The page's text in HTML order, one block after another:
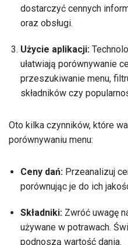
dostarczyć cennych
oraz obsługi.
Użycie aplikacji:
ułatwiają porównywanie
przeszukiwanie menu,
składników czy
Oto kilka czynników, które
porównywaniu menu:
Ceny dań: Przeanalizuj
porównując je do ich
Składniki: Zwróć uwagę
używane w potrawach.
podnoszą wartość dania.